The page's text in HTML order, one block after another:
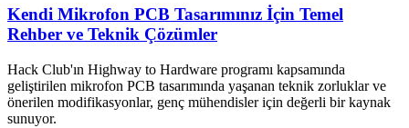
Kendi Mikrofon PCB Tasarımınız İçin Temel
Rehber ve Teknik Çözümler
Hack Club'ın Highway to Hardware programı kapsamında
geliştirilen mikrofon PCB tasarımında yaşanan teknik zorluklar ve
önerilen modifikasyonlar, genç mühendisler için değerli bir kaynak
sunuyor.